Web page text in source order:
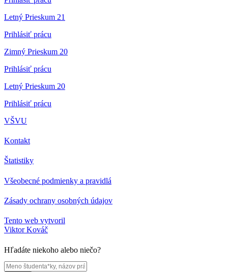
Letný Prieskum 21
Prihlásiť prácu
Zimný Prieskum 20
Prihlásiť prácu
Letný Prieskum 20
Prihlásiť prácu
VŠVU
Kontakt
Štatistiky
Všeobecné podmienky a pravidlá
Zásady ochrany osobných údajov
Tento web vytvoril
Viktor Kováč
Hľadáte niekoho alebo niečo?